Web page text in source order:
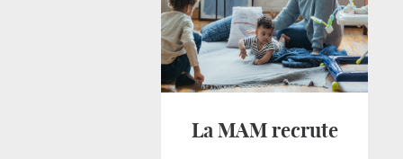
La MAM recrute